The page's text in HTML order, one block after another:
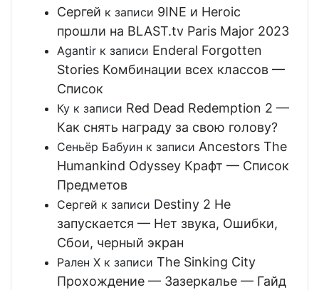
Сергей к записи 9INE и Heroic
прошли на BLAST.tv Paris Major 2023
Agantir к записи Enderal Forgotten
Stories Комбинации всех классов —
Список
Ку к записи Red Dead Redemption 2 —
Как снять награду за свою голову?
Сеньёр Бабуин к записи Ancestors The
Humankind Odyssey Крафт — Список
Предметов
Сергей к записи Destiny 2 Не
запускается — Нет звука, Ошибки,
Сбои, черный экран
Рален Х к записи The Sinking City
Прохождение — Зазеркалье — Гайд